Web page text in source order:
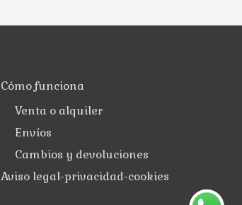
Cómo funciona
Venta o alquiler
Envíos
Cambios y devoluciones
Aviso legal-privacidad-cookies